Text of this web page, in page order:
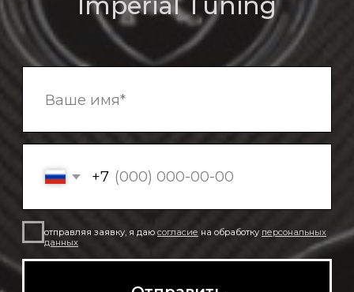
© Imperial Tuning, 2026
Все права защищены
Политика в отношении обработки
персональных данных
Согласие на обработку данных
*** Информация на сайте не является публичной офертой